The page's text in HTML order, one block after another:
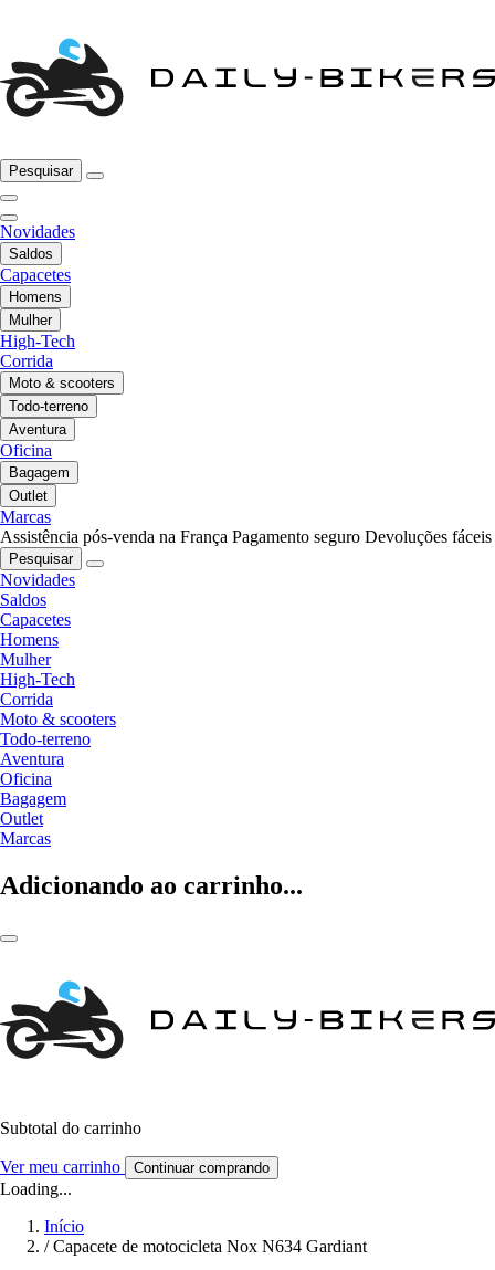
Pesquisar
Novidades
Saldos
Capacetes
Homens
Mulher
High-Tech
Corrida
Moto & scooters
Todo-terreno
Aventura
Oficina
Bagagem
Outlet
Marcas
Assistência pós-venda na França Pagamento seguro Devoluções fáceis
Pesquisar
Novidades
Saldos
Capacetes
Homens
Mulher
High-Tech
Corrida
Moto & scooters
Todo-terreno
Aventura
Oficina
Bagagem
Outlet
Marcas
Adicionando ao carrinho...
Subtotal do carrinho
Ver meu carrinho Continuar comprando
Loading...
Início
/ Capacete de motocicleta Nox N634 Gardiant